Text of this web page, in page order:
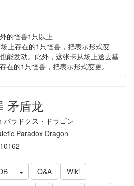
的怪兽1只以上
上存在的1只怪兽，把表示形式变
能发动。此外，这张卡从场上送去墓
在的1只怪兽，把表示形式变更。
矛盾龙
パラドクス・ドラゴン
Paradox Dragon
Q&A
Wiki